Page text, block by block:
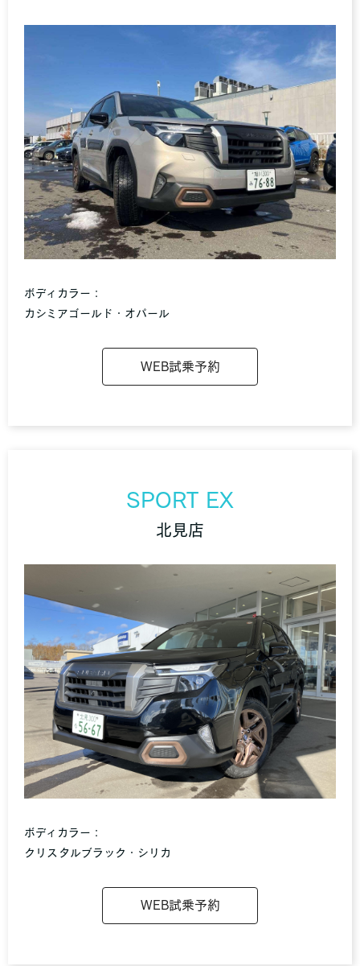
ボディカラー：
カシミアゴールド・オパール
WEB試乗予約
SPORT EX
北見店
ボディカラー：
クリスタルブラック・シリカ
WEB試乗予約